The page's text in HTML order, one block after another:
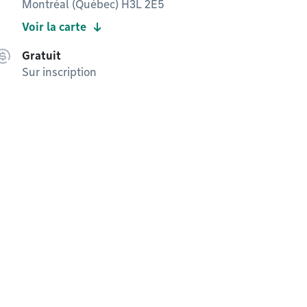
Montréal (Québec) H3L 2E5
Voir la carte
Gratuit
Sur inscription